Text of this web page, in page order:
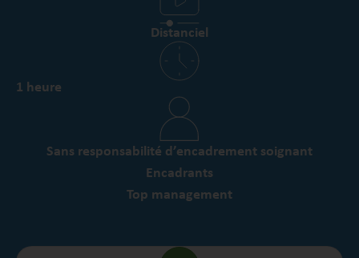
Distanciel
1 heure
Sans responsabilité d’encadrement soignant
Encadrants
Top management